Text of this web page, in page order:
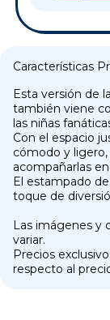
Características
Esta versión de
también viene
las niñas
Con el espacio
cómodo y
acompañarlas
El estampado
toque de
Las imágenes y
variar.
Precios
respecto al